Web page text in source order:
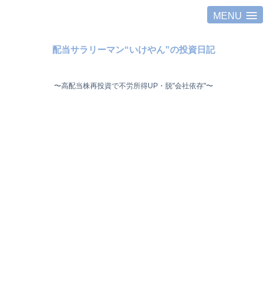
MENU
配当サラリーマン“いけやん”の投資日記 ​
〜高配当株再投資で不労所得UP・脱"会社依存"〜 ​